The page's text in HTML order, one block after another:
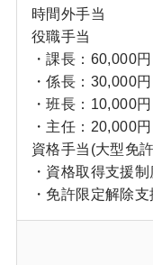
時間外手当
役職手当
・課長：60,000円
・係長：30,000円
・班長：10,000円
・主任：20,000円
資格手当(大型免
・資格取得支援制
・免許限定解除